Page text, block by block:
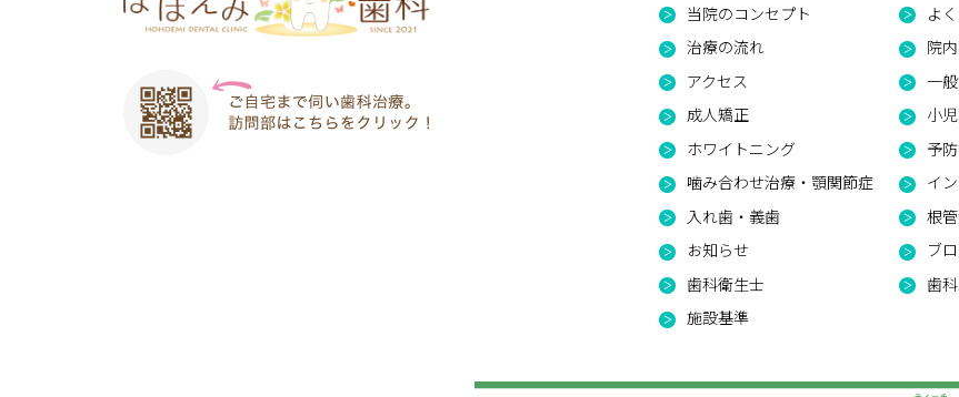
当院のコンセプト
よ
治療の流れ
院
アクセス
一
成人矯正
小
ホワイトニング
予
噛み合わせ治療・顎関節症
イ
入れ歯・義歯
根
お知らせ
ブ
歯科衛生士
歯
施設基準